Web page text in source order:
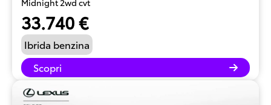
33.740 €
Ibrida benzina
Scopri